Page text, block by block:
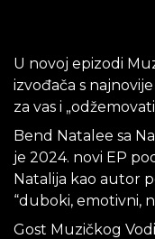
U novoj epizodi
izvođača s
za vas i
Bend Natalee sa
je 2024. novi EP
Natalija kao autor
“duboki, emotivni,
Gost Muzičkog